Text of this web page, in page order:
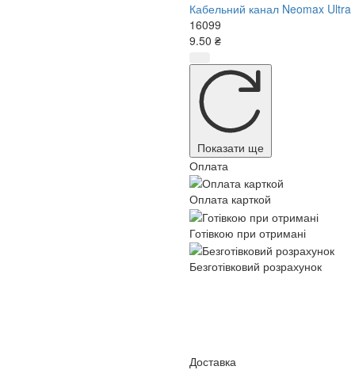
Кабельний канал Neomax Ultra
16099
9.50 ₴
Показати ще
Оплата
Оплата карткой
Готівкою при отримані
Безготівковий розрахунок
Доставка